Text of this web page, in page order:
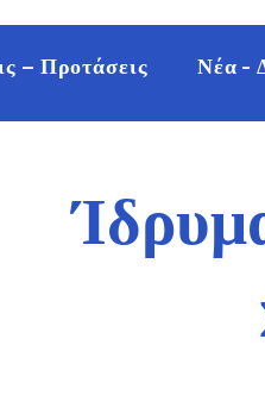
– Προτάσεις Νέα -